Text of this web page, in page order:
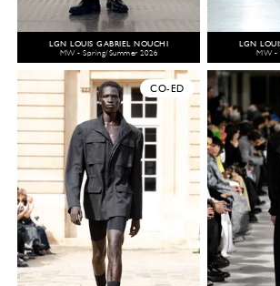
LGN LOUIS GABRIEL NOUCHI
MW - Spring/Summer 2026
LGN
MW -
CO-ED